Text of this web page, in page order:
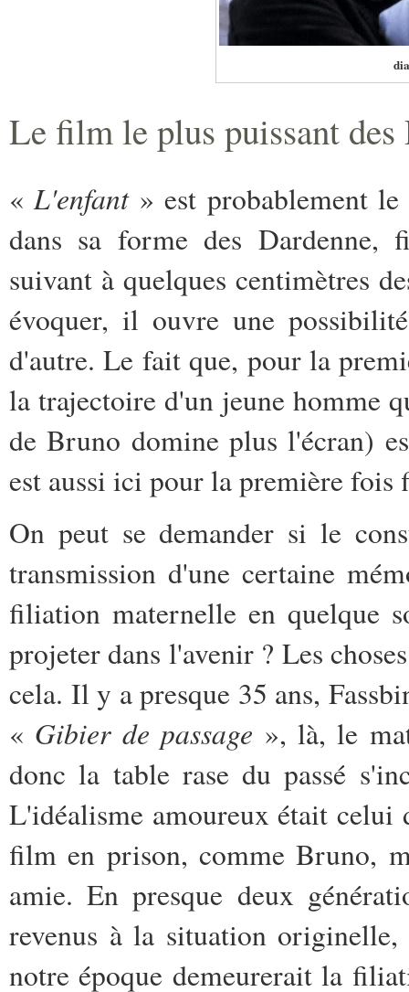
Le film le plus puissant des
«L'enfant» est probablement
dans sa forme des Dardenne,
suivant à quelques centimètres
évoquer, il ouvre une
d'autre. Le fait que, pour la
la trajectoire d'un jeune homme
de Bruno domine plus l'écran)
est aussi ici pour la première fois
On peut se demander si le
transmission d'une certaine
filiation maternelle en quelque
projeter dans l'avenir ? Les
cela. Il y a presque 35 ans,
« Gibier de passage », là, le
donc la table rase du passé
L'idéalisme amoureux était
film en prison, comme Bruno,
amie. En presque deux
revenus à la situation originelle,
notre époque demeurerait la